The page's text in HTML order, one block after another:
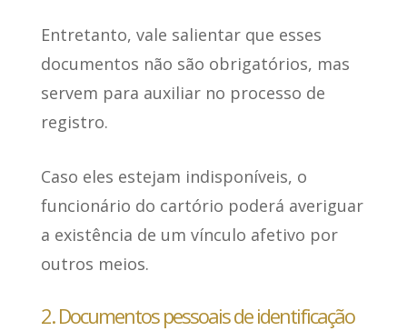
Entretanto, vale salientar que esses
documentos não são obrigatórios, mas
servem para auxiliar no processo de
registro.
Caso eles estejam indisponíveis, o
funcionário do cartório poderá averiguar
a existência de um vínculo afetivo por
outros meios.
2. Documentos pessoais de identificação